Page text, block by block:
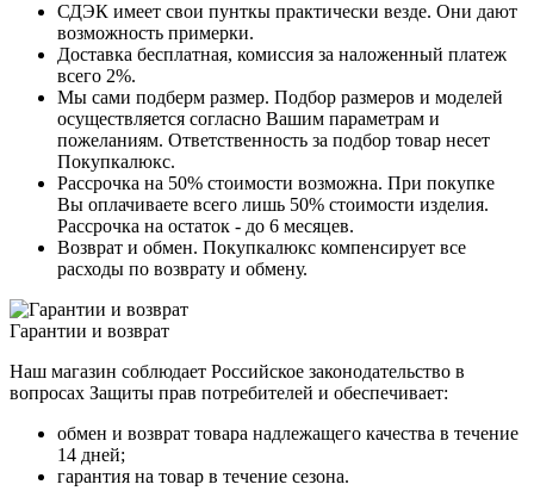
СДЭК имеет свои пунткы практически везде. Они дают
возможность примерки.
Доставка бесплатная, комиссия за наложенный платеж
всего 2%.
Мы сами подберм размер. Подбор размеров и моделей
осуществляется согласно Вашим параметрам и
пожеланиям. Ответственность за подбор товар несет
Покупкалюкс.
Рассрочка на 50% стоимости возможна. При покупке
Вы оплачиваете всего лишь 50% стоимости изделия.
Рассрочка на остаток - до 6 месяцев.
Возврат и обмен. Покупкалюкс компенсирует все
расходы по возврату и обмену.
Гарантии и возврат
Наш магазин соблюдает Российское законодательство в
вопросах Защиты прав потребителей и обеспечивает:
обмен и возврат товара надлежащего качества в течение
14 дней;
гарантия на товар в течение сезона.